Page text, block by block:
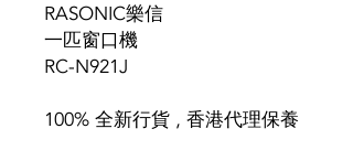
RASONIC樂信
一匹窗口機
RC-N921J
100% 全新行貨 , 香港代理保養